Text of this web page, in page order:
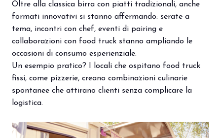
arrow_circle_right
Oltre alla classica birra con piatti tradizionali, anche
formati innovativi si stanno affermando: serate a
tema, incontri con chef, eventi di pairing e
collaborazioni con food truck stanno ampliando le
occasioni di consumo esperienziale.
Un esempio pratico? I locali che ospitano food truck
fissi, come pizzerie, creano combinazioni culinarie
spontanee che attirano clienti senza complicare la
logistica.